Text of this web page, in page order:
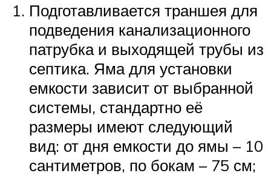
Подготавливается траншея для
подведения канализационного
патрубка и выходящей трубы из
септика. Яма для установки
емкости зависит от выбранной
системы, стандартно её
размеры имеют следующий
вид: от дня емкости до ямы – 10
сантиметров, по бокам – 75 см;